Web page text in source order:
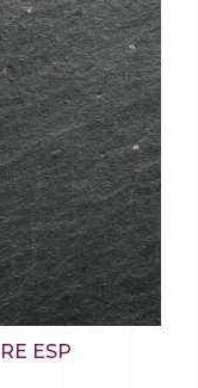
ESP